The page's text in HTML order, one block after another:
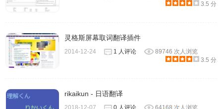
3.5 分
灵格斯屏幕取词翻译插件
2014-12-24 1 人评论
89746 次人浏览
3.5 分
rikaikun - 日语翻译
2018-12-07 0 人评论
64168 次人浏览